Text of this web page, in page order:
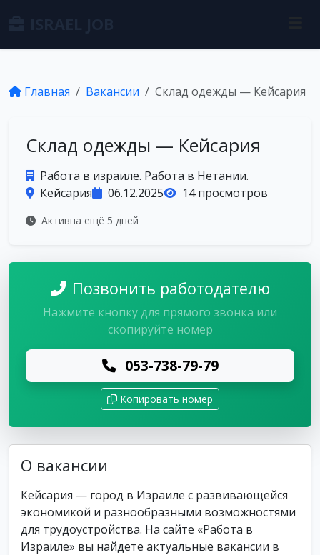
Главная Вакансии Склад одежды — Кейсария
Склад одежды — Кейсария
Работа в израиле. Работа в Нетании.
Кейсария
06.12.2025 14 просмотров
Активна ещё 5 дней
Позвонить работодателю
Нажмите кнопку для прямого звонка или
скопируйте номер
053-738-79-79
Копировать номер
О вакансии
Кейсария — город в Израиле с развивающейся
экономикой и разнообразными возможностями
для трудоустройства. На сайте «Работа в
Израиле» вы найдете актуальные вакансии в